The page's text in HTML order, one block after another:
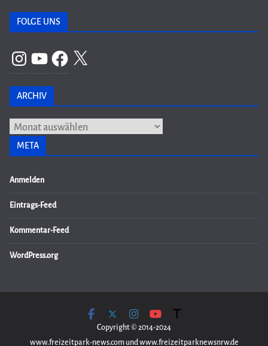
FOLGE UNS
InstagramYouTubeFacebook
X
ARCHIV
Archiv
META
Anmelden
Eintrags-Feed
Kommentar-Feed
WordPress.org
Copyright © 2014-2024
www.freizeitpark-news.com und www.freizeitparknewsnrw.de